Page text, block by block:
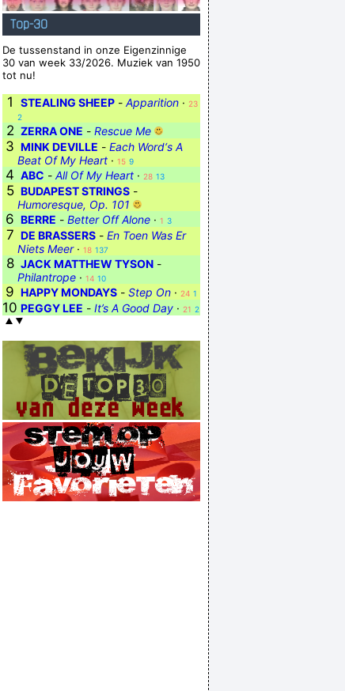
Top-30
De tussenstand in onze Eigenzinnige
30 van week 33/2026. Muziek van 1950
tot nu!
1 STEALING SHEEP - Apparition · 23
2
2 ZERRA ONE - Rescue Me
3 MINK DEVILLE - Each Word‘s A
Beat Of My Heart · 15 9
4 ABC - All Of My Heart · 28 13
5 BUDAPEST STRINGS -
Humoresque, Op. 101
6 BERRE - Better Off Alone · 1 3
7 DE BRASSERS - En Toen Was Er
Niets Meer· 18 137
8 JACK MATTHEW TYSON -
Philantrope · 14 10
9 HAPPY MONDAYS - Step On · 24 1
10 PEGGY LEE - It’s A Good Day · 21 2